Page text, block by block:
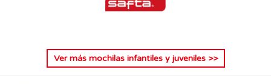
Ver más mochilas infantiles y juveniles>>